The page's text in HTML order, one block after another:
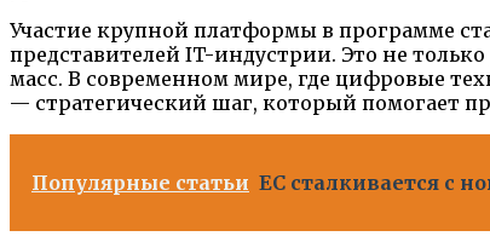
Участие крупной платформы в программе
представителей IT-индустрии. Это не
масс. В современном мире, где цифровые
— стратегический шаг, который помогает
Популярные статьи ЕС сталкивается с